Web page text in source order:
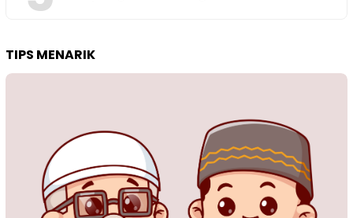
TIPS MENARIK